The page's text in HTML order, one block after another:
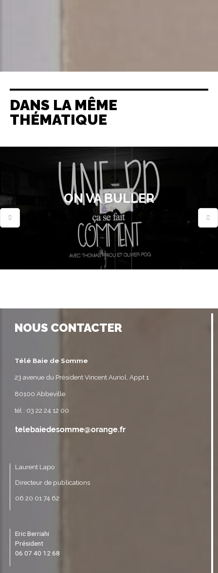
DANS LA MÊME
THÉMATIQUE
ON VA BULLER
NOUS CONTACTER
Télé Baie de Somme
23 avenue du Président Vincent Auriol, Appt 1
80100 Abbeville
tél : 03 22 24 12 00
Laurent Lapo
Directeur de publications
06 20 01 74 62
Eric Berriahi
Président
06 07 40 12 68